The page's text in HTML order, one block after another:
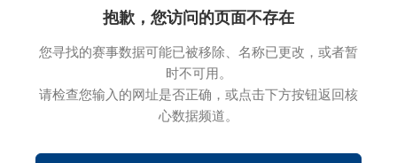
抱歉，您访问的页面不存在
您寻找的赛事数据可能已被移除、名称已更改，或者暂
时不可用。
请检查您输入的网址是否正确，或点击下方按钮返回核
心数据频道。